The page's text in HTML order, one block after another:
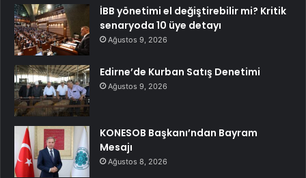
İBB yönetimi el değiştirebilir mi? Kritik
senaryoda 10 üye detayı
Ağustos 9, 2026
Edirne’de Kurban Satış Denetimi
Ağustos 9, 2026
KONESOB Başkanı’ndan Bayram
Mesajı
Ağustos 8, 2026